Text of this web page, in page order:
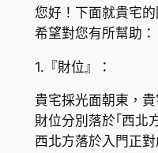
您好！下面就貴宅
希望對您有所幫助：
1.『財位』：
貴宅採光面朝東，
財位分別落於｢西北
西北方落於入門正